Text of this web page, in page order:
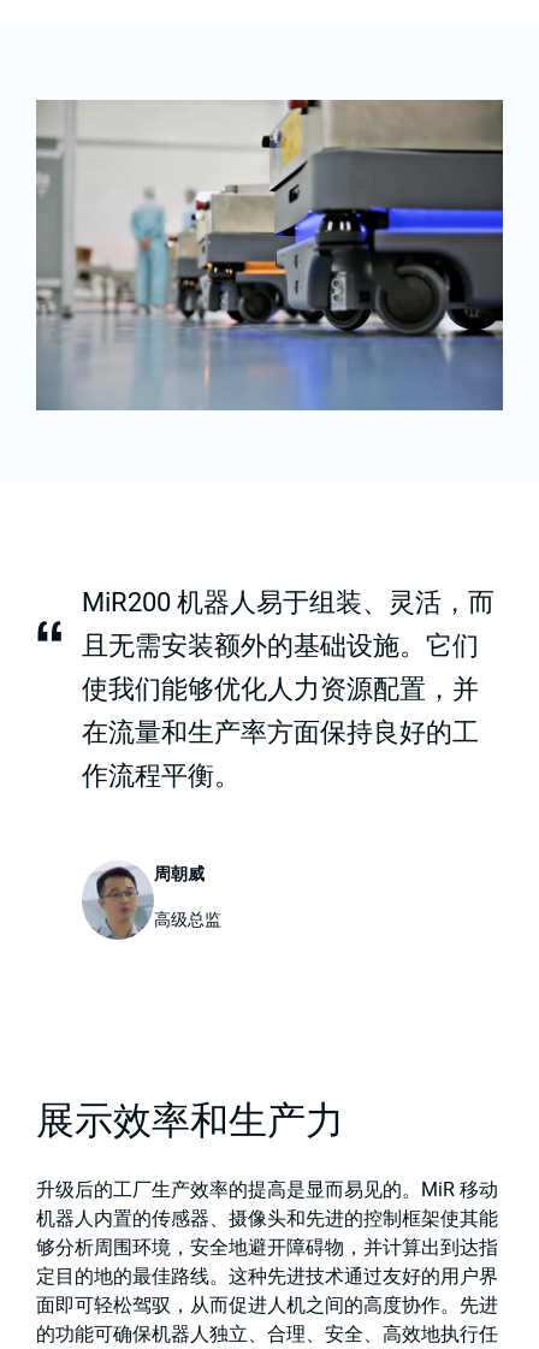
“
MiR200 机器人易于组装、灵活，而
且无需安装额外的基础设施。它们
使我们能够优化人力资源配置，并
在流量和生产率方面保持良好的工
作流程平衡。
周朝威
高级总监
展示效率和生产力
升级后的工厂生产效率的提高是显而易见的。MiR 移动
机器人内置的传感器、摄像头和先进的控制框架使其能
够分析周围环境，安全地避开障碍物，并计算出到达指
定目的地的最佳路线。这种先进技术通过友好的用户界
面即可轻松驾驭，从而促进人机之间的高度协作。先进
的功能可确保机器人独立、合理、安全、高效地执行任